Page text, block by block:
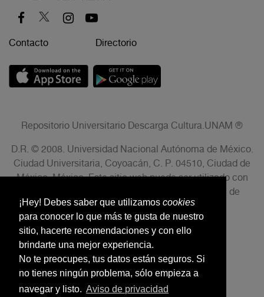
¡Hey! Debes saber que utilizamos cookies
para conocer lo que más te gusta de nuestro
sitio, hacerte recomendaciones y con ello
brindarte una mejor experiencia.
No te preocupes, tus datos están seguros. Si
no tienes ningún problema, sólo empieza a
navegar y listo. Aviso de privacidad
Contacto Directorio
Repositorio Universitario Descarga Cultura.UNAM ®
D.R. © 2008. Universidad Nacional Autónoma de México.
Ciudad Universitaria, Coyoacán, C. P. 04510, Ciudad de
México, México. Este sitio web puede ser utilizado con
fines no lucrativos siempre que se cite la fuente de
conformidad con el AVISO LEGAL.